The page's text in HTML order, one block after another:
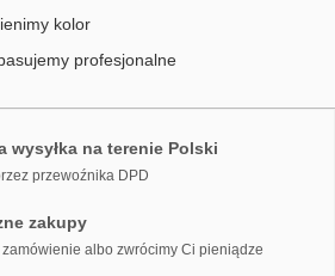
kolor
profesjonalne
wysyłka na terenie Polski
przewoźnika DPD
zakupy
zamówienie albo zwrócimy Ci pieniądze